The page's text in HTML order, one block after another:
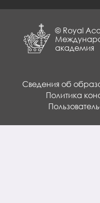
© Royal
академия
Сведения об
Политика